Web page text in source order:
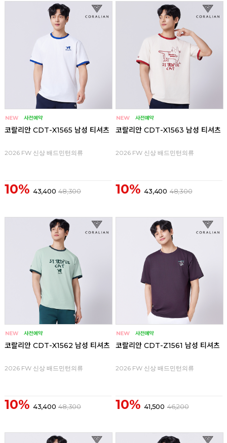
코랄리안 CDT-X1565 남성 티셔츠
2026 FW 신상 배드민턴의류
10% 43,400 48,300
코랄리안 CDT-X1563 남성 티셔츠
2026 FW 신상 배드민턴의류
10% 43,400 48,300
코랄리안 CDT-X1562 남성 티셔츠
2026 FW 신상 배드민턴의류
10% 43,400 48,300
코랄리안 CDT-Z1561 남성 티셔츠
2026 FW 신상 배드민턴의류
10% 41,500 46,200